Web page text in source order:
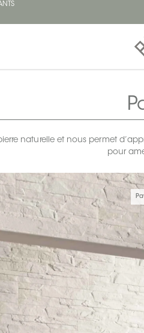
naturelle et nous permet
pour